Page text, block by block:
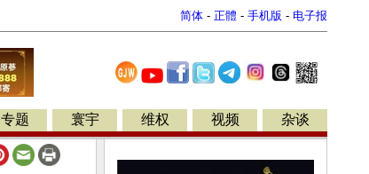
简体 - 正體 - 手机版 - 电子报
专题 寰宇 维权 视频 杂谈